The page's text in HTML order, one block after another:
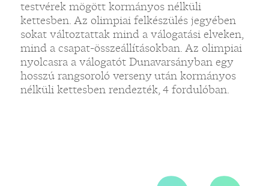
testvérek mögött kormányos nélküli
kettesben. Az olimpiai felkészülés jegyében
sokat változtattak mind a válogatási elveken,
mind a csapat-összeállításokban. Az olimpiai
nyolcasra a válogatót Dunavarsányban egy
hosszú rangsoroló verseny után kormányos
nélküli kettesben rendezték, 4 fordulóban.